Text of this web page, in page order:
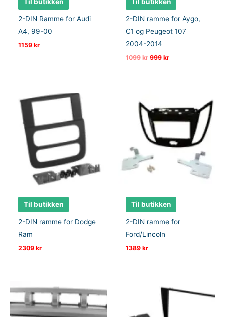
2-DIN Ramme for Audi
A4, 99-00
1159kr
2-DIN ramme for Aygo,
C1 og Peugeot 107
2004-2014
1099krOpprinnelig
999krNåværende
Til butikken
2-DIN ramme for Dodge
Ram
2309kr
Til butikken
2-DIN ramme for
Ford/Lincoln
1389kr